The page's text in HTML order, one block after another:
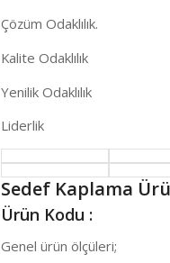
Çözüm Odaklılık.
Kalite Odaklılık
Yenilik Odaklılık
Liderlik
Sedef Kaplama
Ürün Kodu :
Genel ürün ölçüleri;